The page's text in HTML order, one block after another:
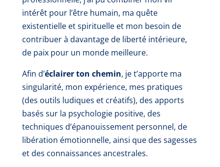
intérêt pour l’être humain, ma quête
existentielle et spirituelle et mon besoin de
contribuer à davantage de liberté intérieure,
de paix pour un monde meilleure.
Afin d’éclairer ton chemin, je t’apporte ma
singularité, mon expérience, mes pratiques
(des outils ludiques et créatifs), des apports
basés sur la psychologie positive, des
techniques d’épanouissement personnel, de
libération émotionnelle, ainsi que des sagesses
et des connaissances ancestrales.